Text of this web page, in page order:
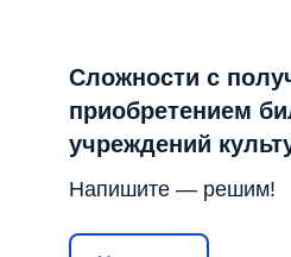
Сложности с
приобретением
учреждений
Напишите — решим!